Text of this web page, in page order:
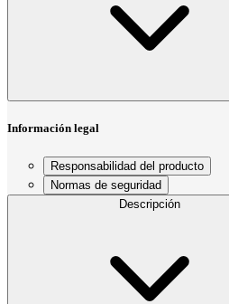
Información legal
Responsabilidad del producto
Normas de seguridad
Descripción